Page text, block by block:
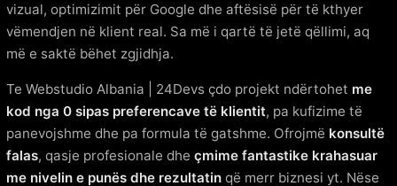
vizual, optimizimit për Google dhe aftësisë për të kthyer
vëmendjen në klient real. Sa më i qartë të jetë qëllimi, aq
më e saktë bëhet zgjidhja.
Te Webstudio Albania | 24Devs çdo projekt ndërtohet me
kod nga 0 sipas preferencave të klientit, pa kufizime të
panevojshme dhe pa formula të gatshme. Ofrojmë konsultë
falas, qasje profesionale dhe çmime fantastike krahasuar
me nivelin e punës dhe rezultatin që merr biznesi yt. Nëse